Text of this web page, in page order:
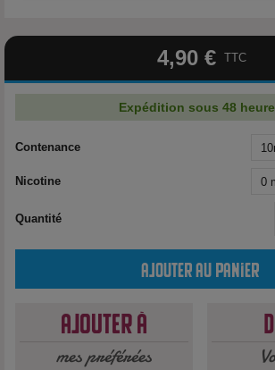
4,90 € TTC
Expédition sous 48
Contenance
Nicotine
Quantité
Ajouter au panier
Ajouter à
mes préférées